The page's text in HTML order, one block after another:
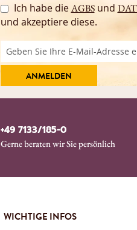
Ich habe dieAGBSund
und akzeptiere diese.
ANMELDEN
+49 7133/185-0
Gerne beraten wir Sie persönlich
WICHTIGE INFOS